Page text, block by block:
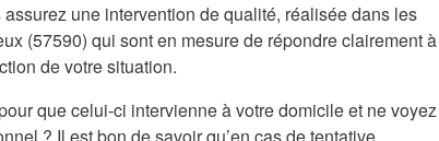
une intervention de qualité, réalisée dans les
(57590) qui sont en mesure de répondre clairement à
de votre situation.
que celui-ci intervienne à votre domicile et ne voyez